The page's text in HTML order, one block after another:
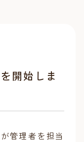
開始しま
管理者を担当